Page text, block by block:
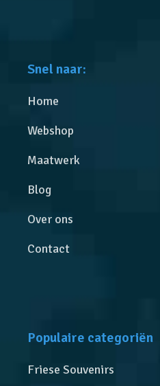
Snel naar:
Home
Webshop
Maatwerk
Blog
Over ons
Contact
Populaire categoriën
Friese Souvenirs